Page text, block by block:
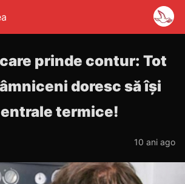
prinde contur: Tot
doresc să își
termice!
10 ani ago